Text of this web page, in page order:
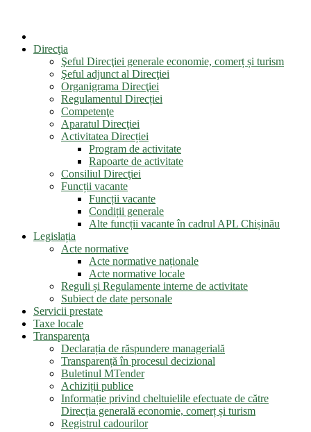
Direcţia
Şeful Direcţiei generale economie, comerț și turism
Şeful adjunct al Direcţiei
Organigrama Direcţiei
Regulamentul Direcției
Competenţe
Aparatul Direcţiei
Activitatea Direcției
Program de activitate
Rapoarte de activitate
Consiliul Direcţiei
Funcții vacante
Funcții vacante
Condiții generale
Alte funcții vacante în cadrul APL Chișinău
Legislația
Acte normative
Acte normative naționale
Acte normative locale
Reguli și Regulamente interne de activitate
Subiect de date personale
Servicii prestate
Taxe locale
Transparenţa
Declarația de răspundere managerială
Transparență în procesul decizional
Buletinul MTender
Achiziții publice
Informație privind cheltuielile efectuate de către
Direcția generală economie, comerț și turism
Registrul cadourilor